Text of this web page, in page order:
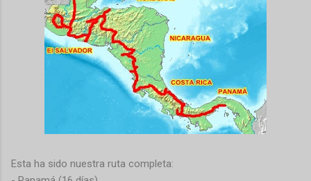
Esta ha sido nuestra ruta completa: